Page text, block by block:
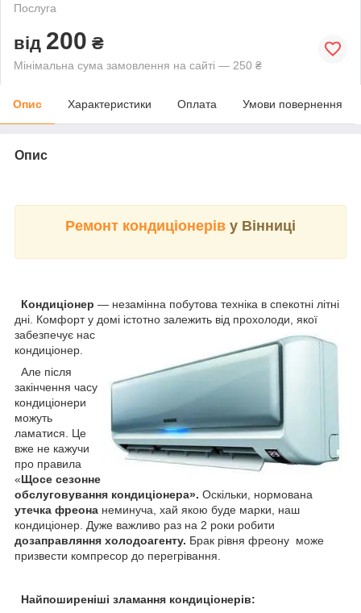
Послуга
від 200 ₴
Мінімальна сума замовлення на сайті — 250 ₴
Опис Характеристики Оплата Умови повернення
Опис
Ремонт кондиціонерів у Вінниці
Кондиціонер — незамінна побутова техніка в спекотні літні
дні. Комфорт у домі істотно залежить від прохолоди, якої
забезпечує нас
кондиціонер.
Але після
закінчення часу
кондиціонери
можуть
ламатися. Це
вже не кажучи
про правила
«Щосе сезонне
обслуговування кондиціонера». Оскільки, нормована
утечка фреона неминуча, хай якою буде марки, наш
кондиціонер. Дуже важливо раз на 2 роки робити
дозаправляння холодоагенту. Брак рівня фреону може
призвести компресор до перегрівання.
Найпоширеніші зламання кондиціонерів: